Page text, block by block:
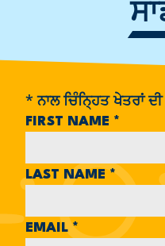
* ਨਾਲ ਚਿੰਨ੍ਹਿਤ ਖੇਤਰਾਂ
FIRST NAME *
LAST NAME*
EMAIL*